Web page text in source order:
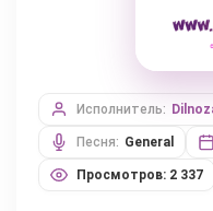
Исполнитель:
Песня: General
Просмотров: 2 337